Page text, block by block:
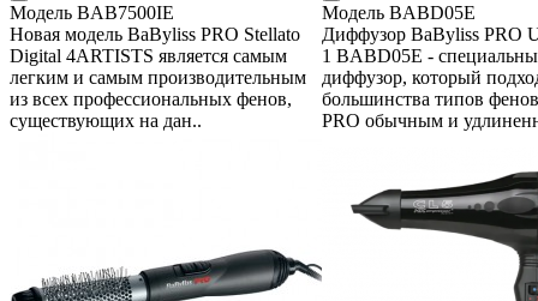
Модель BAB7500IE
Новая модель BaByliss PRO Stellato
Digital 4ARTISTS является самым
легким и самым производительным
из всех профессиональных фенов,
существующих на дан..
Модель BABD05E
Диффузор BaByliss PRO
1 BABD05E -
диффузор, который
большинства типов
PRO обычным и